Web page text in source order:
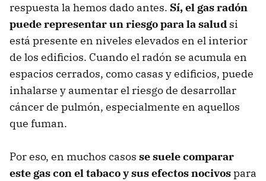
respuesta la hemos dado antes. Sí, el gas radón
puede representar un riesgo para la salud si
está presente en niveles elevados en el interior
de los edificios. Cuando el radón se acumula en
espacios cerrados, como casas y edificios, puede
inhalarse y aumentar el riesgo de desarrollar
cáncer de pulmón, especialmente en aquellos
que fuman.
Por eso, en muchos casos se suele comparar
este gas con el tabaco y sus efectos nocivospara